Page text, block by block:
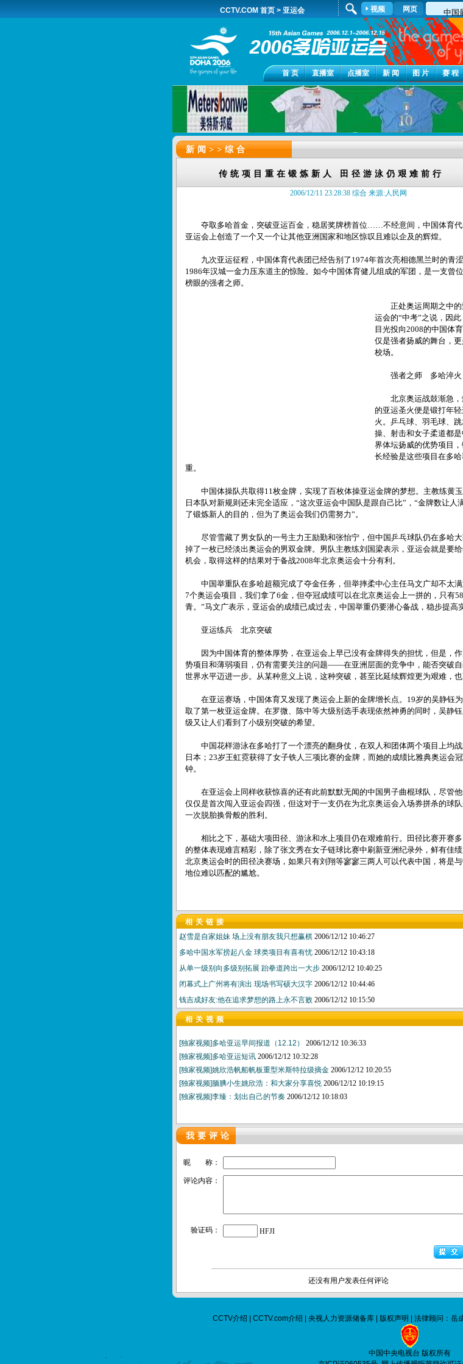
CCTV.COM 首页 > 亚运会 视频 网页
首 页 直播室 点播室 新 闻 图 片 赛 程
新闻>>综合
传统项目重在锻炼新人 田径游泳仍艰难前行
2006/12/11 23:28:38 综合 来源:人民网
夺取多哈首金，突破亚运百金，稳居奖牌榜首位……不经意间，中国体育代
亚运会上创造了一个又一个让其他亚洲国家和地区惊叹且难以企及的辉煌。
九次亚运征程，中国体育代表团已经告别了1974年首次亮相德黑兰时的青
1986年汉城一金力压东道主的惊险。如今中国体育健儿组成的军团，是一支曾
榜眼的强者之师。
正处奥运周期之中
运会的“中考”之说，因
目光投向2008的中国体
仅是强者扬威的舞台，
校场。
强者之师 多哈淬火
北京奥运战鼓渐急，
的亚运圣火便是锻打年
火。乒乓球、羽毛球、
操、射击和女子柔道都
界体坛扬威的优势项目
长经验是这些项目在多
重。
中国体操队共取得11枚金牌，实现了百枚体操亚运金牌的梦想。主教练黄
日本队对新规则还未完全适应，“这次亚运会中国队是跟自己比”，“金牌数让人
了锻炼新人的目的，但为了奥运会我们仍需努力”。
尽管雪藏了男女队的一号主力王励勤和张怡宁，但中国乒乓球队仍在多哈
掉了一枚已经淡出奥运会的男双金牌。男队主教练刘国梁表示，亚运会就是要
机会，取得这样的结果对于备战2008年北京奥运会十分有利。
中国举重队在多哈超额完成了夺金任务，但举摔柔中心主任马文广却不太满
7个奥运会项目，我们拿了6金，但夺冠成绩可以在北京奥运会上一拼的，只有
青。”马文广表示，亚运会的成绩已成过去，中国举重仍要潜心备战，稳步提高
亚运练兵 北京突破
因为中国体育的整体厚势，在亚运会上早已没有金牌得失的担忧，但是，
势项目和薄弱项目，仍有需要关注的问题――在亚洲层面的竞争中，能否突破自
世界水平迈进一步。从某种意义上说，这种突破，甚至比延续辉煌更为艰难，也
在亚运赛场，中国体育又发现了奥运会上新的金牌增长点。19岁的吴静钰
取了第一枚亚运金牌。在罗微、陈中等大级别选手表现依然神勇的同时，吴静
级又让人们看到了小级别突破的希望。
中国花样游泳在多哈打了一个漂亮的翻身仗，在双人和团体两个项目上均战
日本；23岁王虹霓获得了女子铁人三项比赛的金牌，而她的成绩比雅典奥运会
钟。
在亚运会上同样收获惊喜的还有此前默默无闻的中国男子曲棍球队，尽管他
仅仅是首次闯入亚运会四强，但这对于一支仍在为北京奥运会入场券拼杀的球
一次脱胎换骨般的胜利。
相比之下，基础大项田径、游泳和水上项目仍在艰难前行。田径比赛开赛
的整体表现难言精彩，除了张文秀在女子链球比赛中刷新亚洲纪录外，鲜有佳绩
北京奥运会时的田径决赛场，如果只有刘翔等寥寥三两人可以代表中国，将是
地位难以匹配的尴尬。
相关链接
赵雪是自家姐妹 场上没有朋友我只想赢棋 2006/12/12 10:46:27
多哈中国水军捞起八金 球类项目有喜有忧 2006/12/12 10:43:18
从单一级别向多级别拓展 跆拳道跨出一大步 2006/12/12 10:40:25
闭幕式上广州将有演出 现场书写硕大汉字 2006/12/12 10:44:46
钱吉成好友:他在追求梦想的路上永不言败 2006/12/12 10:15:50
相关视频
[独家视频]多哈亚运早间报道（12.12） 2006/12/12 10:36:33
[独家视频]多哈亚运短讯 2006/12/12 10:32:28
[独家视频]姚欣浩帆船帆板重型米斯特拉级摘金 2006/12/12 10:20:55
[独家视频]腼腆小生姚欣浩：和大家分享喜悦 2006/12/12 10:19:15
[独家视频]李臻：划出自己的节奏 2006/12/12 10:18:03
我要评论
昵 称：
评论内容：
验证码： HFJI
还没有用户发表任何评论
CCTV介绍 CCTV.com介绍 央视人力资源储备库 版权声明 法律顾问：岳
中国中央电视台 版权所有